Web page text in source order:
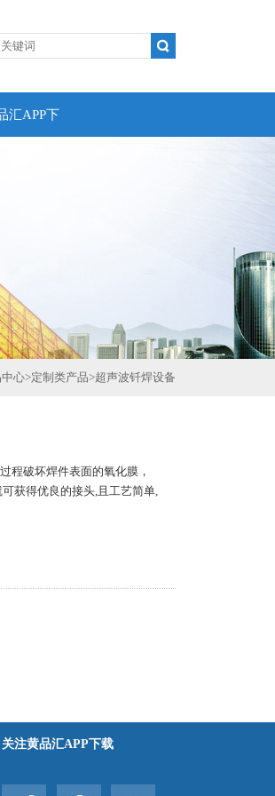
汇APP下
心>定制类产品>超声波钎焊设备
破坏焊件表面的氧化膜，
可获得优良的接头,且工艺简单,
关注黄品汇APP下载